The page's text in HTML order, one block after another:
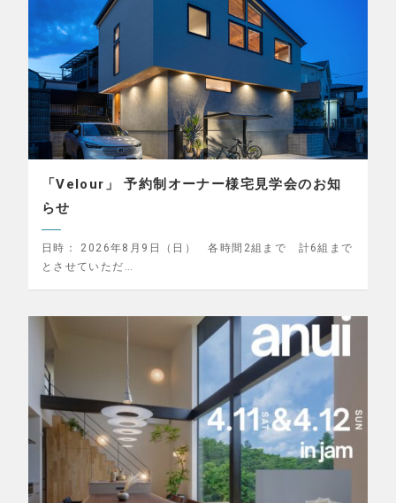
「Velour」 予約制オーナー様宅見学会のお知
らせ
日時：
2026年8月9日（日） 各時間2組まで 計6組まで
とさせていただ…